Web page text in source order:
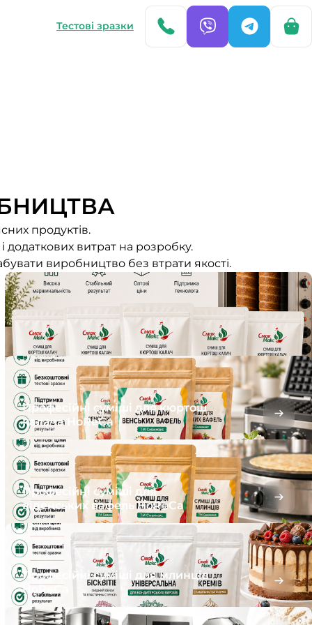
Тестові зразки
продуктів.
додаткових витрат на розробку.
виробництво без втрати якості.
Професійні суміші для кюртош
калача HoReCa
Професійні суміші для
віденських вафель HoReCa
Професійні суміші для млинців
HoReCa